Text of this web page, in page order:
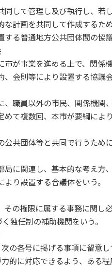
同して管理し及び執行し、若
な計画を共同して作成するた
する普通地方公共団体間の協
市が事業を進める上で、関係
会則等により設置する協議会
、職員以外の市民、関係機関
て複数回、本市が要綱によ
公共団体等と共同で行うため
局に関連し、基本的な考え方
り設置する合議体をいう。
その権限に属する事務に関し
独任制の補助機関をいう。
の各号に掲げる事項に留意し
的に対応できるよう、ある